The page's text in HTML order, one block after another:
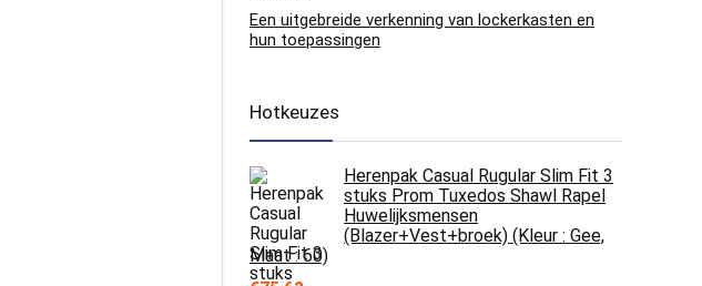
Een uitgebreide verkenning van lockerkasten en
hun toepassingen
Hotkeuzes
Herenpak Casual Rugular Slim Fit 3
stuks Prom Tuxedos Shawl Rapel
Huwelijksmensen
(Blazer+Vest+broek) (Kleur : Gee,
Maat : 60)